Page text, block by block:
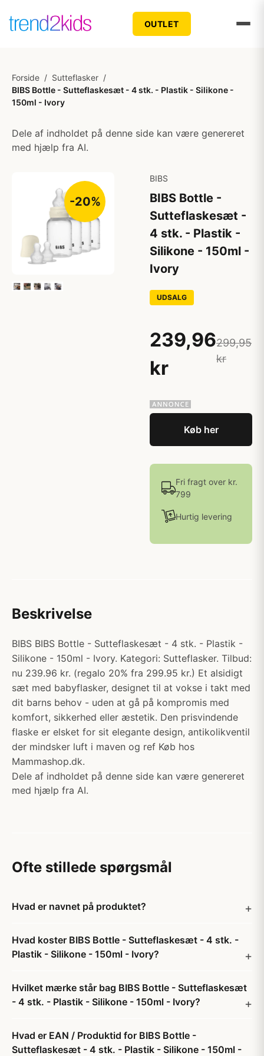
OUTLET
Forside / Sutteflasker /
BIBS Bottle - Sutteflaskesæt - 4 stk. - Plastik - Silikone -
150ml - Ivory
Dele af indholdet på denne side kan være genereret
med hjælp fra AI.
-20%
BIBS
BIBS Bottle -
Sutteflaskesæt -
4 stk. - Plastik -
Silikone - 150ml -
Ivory
UDSALG
239,96
kr
299,95
kr
Køb her
Fri fragt over kr.
799
Hurtig levering
Beskrivelse
BIBS BIBS Bottle - Sutteflaskesæt - 4 stk. - Plastik -
Silikone - 150ml - Ivory. Kategori: Sutteflasker. Tilbud:
nu 239.96 kr. (regalo 20% fra 299.95 kr.) Et alsidigt
sæt med babyflasker, designet til at vokse i takt med
dit barns behov - uden at gå på kompromis med
komfort, sikkerhed eller æstetik. Den prisvindende
flaske er elsket for sit elegante design, antikolikventil
der mindsker luft i maven og ref Køb hos
Mammashop.dk.
Dele af indholdet på denne side kan være genereret
med hjælp fra AI.
Ofte stillede spørgsmål
Hvad er navnet på produktet?
Hvad koster BIBS Bottle - Sutteflaskesæt - 4 stk. -
Plastik - Silikone - 150ml - Ivory?
Hvilket mærke står bag BIBS Bottle - Sutteflaskesæt
- 4 stk. - Plastik - Silikone - 150ml - Ivory?
Hvad er EAN / Produktid for BIBS Bottle -
Sutteflaskesæt - 4 stk. - Plastik - Silikone - 150ml -